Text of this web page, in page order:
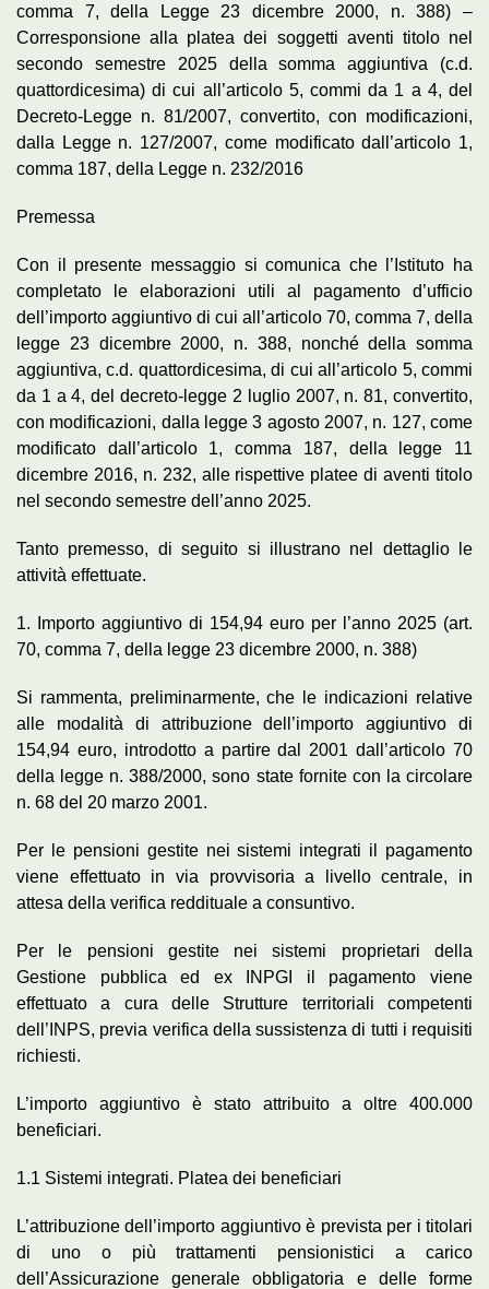
comma 7, della Legge 23 dicembre 2000, n. 388) –
Corresponsione alla platea dei soggetti aventi titolo nel
secondo semestre 2025 della somma aggiuntiva (c.d.
quattordicesima) di cui all’articolo 5, commi da 1 a 4, del
Decreto-Legge n. 81/2007, convertito, con modificazioni,
dalla Legge n. 127/2007, come modificato dall’articolo 1,
comma 187, della Legge n. 232/2016
Premessa
Con il presente messaggio si comunica che l’Istituto ha
completato le elaborazioni utili al pagamento d’ufficio
dell’importo aggiuntivo di cui all’articolo 70, comma 7, della
legge 23 dicembre 2000, n. 388, nonché della somma
aggiuntiva, c.d. quattordicesima, di cui all’articolo 5, commi
da 1 a 4, del decreto-legge 2 luglio 2007, n. 81, convertito,
con modificazioni, dalla legge 3 agosto 2007, n. 127, come
modificato dall’articolo 1, comma 187, della legge 11
dicembre 2016, n. 232, alle rispettive platee di aventi titolo
nel secondo semestre dell’anno 2025.
Tanto premesso, di seguito si illustrano nel dettaglio le
attività effettuate.
1. Importo aggiuntivo di 154,94 euro per l’anno 2025 (art.
70, comma 7, della legge 23 dicembre 2000, n. 388)
Si rammenta, preliminarmente, che le indicazioni relative
alle modalità di attribuzione dell’importo aggiuntivo di
154,94 euro, introdotto a partire dal 2001 dall’articolo 70
della legge n. 388/2000, sono state fornite con la circolare
n. 68 del 20 marzo 2001.
Per le pensioni gestite nei sistemi integrati il pagamento
viene effettuato in via provvisoria a livello centrale, in
attesa della verifica reddituale a consuntivo.
Per le pensioni gestite nei sistemi proprietari della
Gestione pubblica ed ex INPGI il pagamento viene
effettuato a cura delle Strutture territoriali competenti
dell’INPS, previa verifica della sussistenza di tutti i requisiti
richiesti.
L’importo aggiuntivo è stato attribuito a oltre 400.000
beneficiari.
1.1 Sistemi integrati. Platea dei beneficiari
L’attribuzione dell’importo aggiuntivo è prevista per i titolari
di uno o più trattamenti pensionistici a carico
dell’Assicurazione generale obbligatoria e delle forme